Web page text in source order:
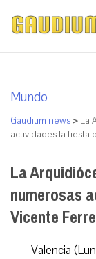
Mundo
Gaudium news > La
actividades la fiesta
La
numerosas
Vicente
Valencia